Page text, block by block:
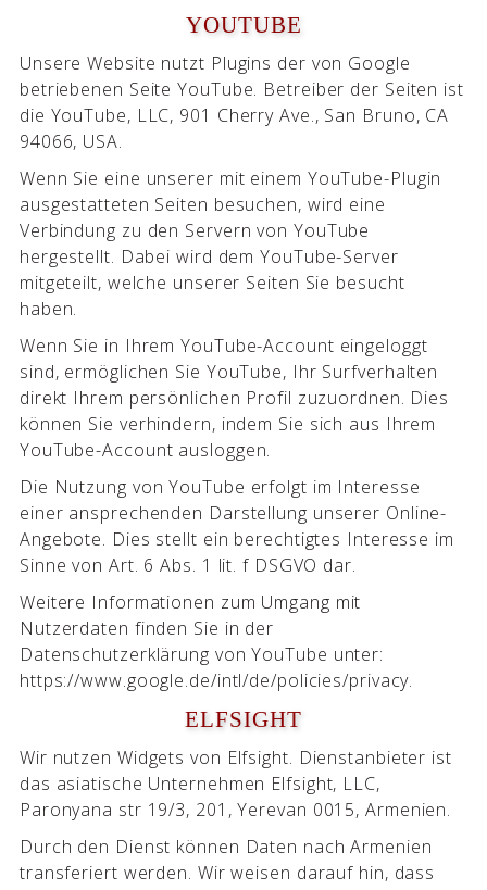
YOUTUBE
Unsere Website nutzt Plugins der von Google
betriebenen Seite YouTube. Betreiber der Seiten ist
die YouTube, LLC, 901 Cherry Ave., San Bruno, CA
94066, USA.
Wenn Sie eine unserer mit einem YouTube-Plugin
ausgestatteten Seiten besuchen, wird eine
Verbindung zu den Servern von YouTube
hergestellt. Dabei wird dem YouTube-Server
mitgeteilt, welche unserer Seiten Sie besucht
haben.
Wenn Sie in Ihrem YouTube-Account eingeloggt
sind, ermöglichen Sie YouTube, Ihr Surfverhalten
direkt Ihrem persönlichen Profil zuzuordnen. Dies
können Sie verhindern, indem Sie sich aus Ihrem
YouTube-Account ausloggen.
Die Nutzung von YouTube erfolgt im Interesse
einer ansprechenden Darstellung unserer Online-
Angebote. Dies stellt ein berechtigtes Interesse im
Sinne von Art. 6 Abs. 1 lit. f DSGVO dar.
Weitere Informationen zum Umgang mit
Nutzerdaten finden Sie in der
Datenschutzerklärung von YouTube unter:
https://www.google.de/intl/de/policies/privacy.
ELFSIGHT
Wir nutzen Widgets von Elfsight. Dienstanbieter ist
das asiatische Unternehmen Elfsight, LLC,
Paronyana str 19/3, 201, Yerevan 0015, Armenien.
Durch den Dienst können Daten nach Armenien
transferiert werden. Wir weisen darauf hin, dass